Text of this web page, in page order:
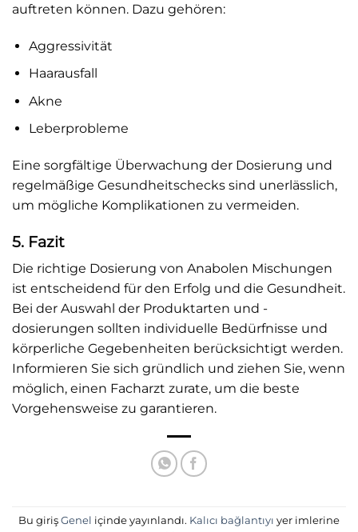
auftreten können. Dazu gehören:
Aggressivität
Haarausfall
Akne
Leberprobleme
Eine sorgfältige Überwachung der Dosierung und
regelmäßige Gesundheitschecks sind unerlässlich,
um mögliche Komplikationen zu vermeiden.
5. Fazit
Die richtige Dosierung von Anabolen Mischungen
ist entscheidend für den Erfolg und die Gesundheit.
Bei der Auswahl der Produktarten und -
dosierungen sollten individuelle Bedürfnisse und
körperliche Gegebenheiten berücksichtigt werden.
Informieren Sie sich gründlich und ziehen Sie, wenn
möglich, einen Facharzt zurate, um die beste
Vorgehensweise zu garantieren.
Bu giriş Genel içinde yayınlandı. Kalıcı bağlantıyı yer imlerine